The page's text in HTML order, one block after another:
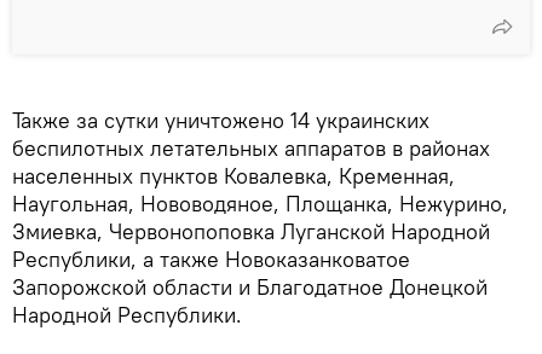
Также за сутки уничтожено 14 украинских
беспилотных летательных аппаратов в районах
населенных пунктов Ковалевка, Кременная,
Наугольная, Нововодяное, Площанка, Нежурино,
Змиевка, Червонопоповка Луганской Народной
Республики, а также Новоказанковатое
Запорожской области и Благодатное Донецкой
Народной Республики.